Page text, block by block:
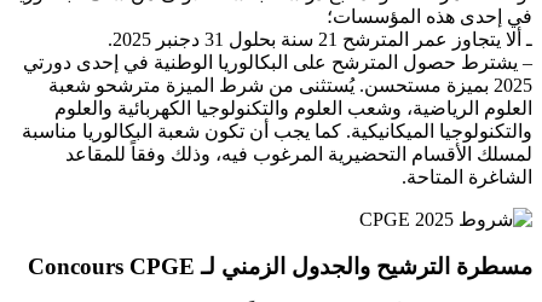
في إحدى هذه المؤسسات؛
ـ ألا يتجاوز عمر المترشح 21 سنة بحلول 31 دجنبر 2025.
– يشترط حصول المترشح على البكالوريا الوطنية في إحدى دورتي
2025 بميزة مستحسن. يُستثنى من شرط الميزة مترشحو شعبة
العلوم الرياضية، وشعب العلوم والتكنولوجيا الكهربائية والعلوم
والتكنولوجيا الميكانيكية. كما يجب أن تكون شعبة البكالوريا مناسبة
لمسلك الأقسام التحضيرية المرغوب فيه، وذلك وفقاً للمقاعد
الشاغرة المتاحة.
مسطرة الترشيح والجدول الزمني لـ Concours CPGE